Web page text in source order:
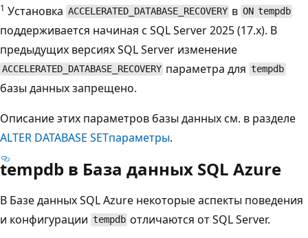
1 Установка ACCELERATED_DATABASE_RECOVERY вON tempdb
поддерживается начиная с SQL Server 2025 (17.x). В
предыдущих версиях SQL Server изменение
ACCELERATED_DATABASE_RECOVERY параметра для tempdb
базы данных запрещено.
Описание этих параметров базы данных см. в разделе
ALTER DATABASE SETпараметры.
tempdb в База данных SQL Azure
В Базе данных SQL Azure некоторые аспекты поведения
и конфигурации tempdb отличаются от SQL Server.